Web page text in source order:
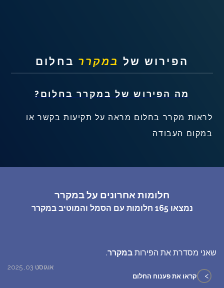
הסכם שימוש
הפירוש של במקרר בחלום
מה הפירוש של במקררבחלום?
לראות מקרר בחלום מראה על תקיעות בקשר או
במקום העבודה
חלומות אחרונים על במקרר
נמצאו 165 חלומות עם הסמל והמוטיבבמקרר
שאני מסדרת את הפירות במקרר.
אוגוסט 03, 2025
> קראו את פענוח החלום